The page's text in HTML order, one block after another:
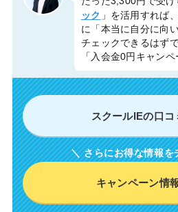
ック 」を活用すれば
に「本当に自分に向
チェックできるはず
「入会金0円キャン
スクールIEの口コ
キャンペーン情